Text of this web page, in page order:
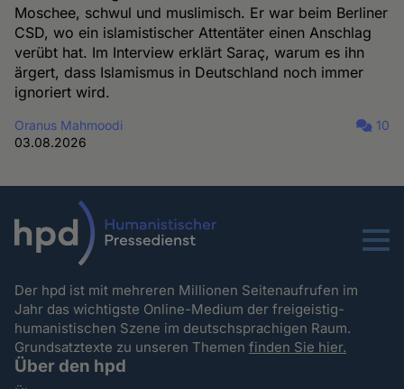
Moschee, schwul und muslimisch. Er war beim Berliner
CSD, wo ein islamistischer Attentäter einen Anschlag
verübt hat. Im Interview erklärt Saraç, warum es ihn
ärgert, dass Islamismus in Deutschland noch immer
ignoriert wird.
Oranus Mahmoodi
03.08.2026
10
Menu
Der hpd ist mit mehreren Millionen Seitenaufrufen im
Jahr das wichtigste Online-Medium der freigeistig-
humanistischen Szene im deutschsprachigen Raum.
Grundsatztexte zu unseren Themenfinden Sie hier.
Über den hpd